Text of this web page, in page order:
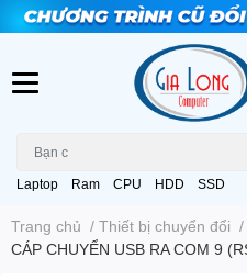
Laptop Ram CPU HDD SSD
Trang chủ / Thiết bị chuyển đổi /
CÁP CHUYỂN USB RA COM 9